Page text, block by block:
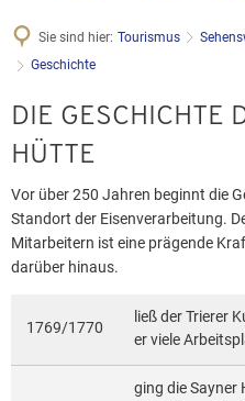
Sie sind hier: Tourismus
Geschichte
Geschichte
DIE GESCHICHTE
HÜTTE
Vor über 250 Jahren beginnt die
Standort der Eisenverarbeitung.
Mitarbeitern ist eine prägende
darüber hinaus.
1769/1770
ließ der Trierer
er viele
ging die Sayner